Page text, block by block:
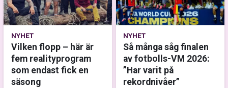
NYHET
Så många såg finalen
av fotbolls-VM 2026:
”Har varit på
rekordnivåer”
NYHET
Vilken flopp – här är
fem realityprogram
som endast fick en
säsong